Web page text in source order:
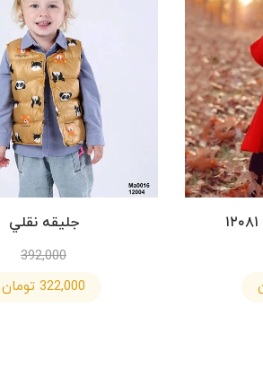
جليقه نقلي
392,000
322,000 تومان